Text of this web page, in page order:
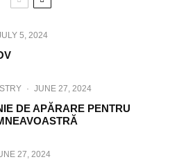
5, 2024
· JUNE 27, 2024
DE APĂRARE PENTRU
27, 2024